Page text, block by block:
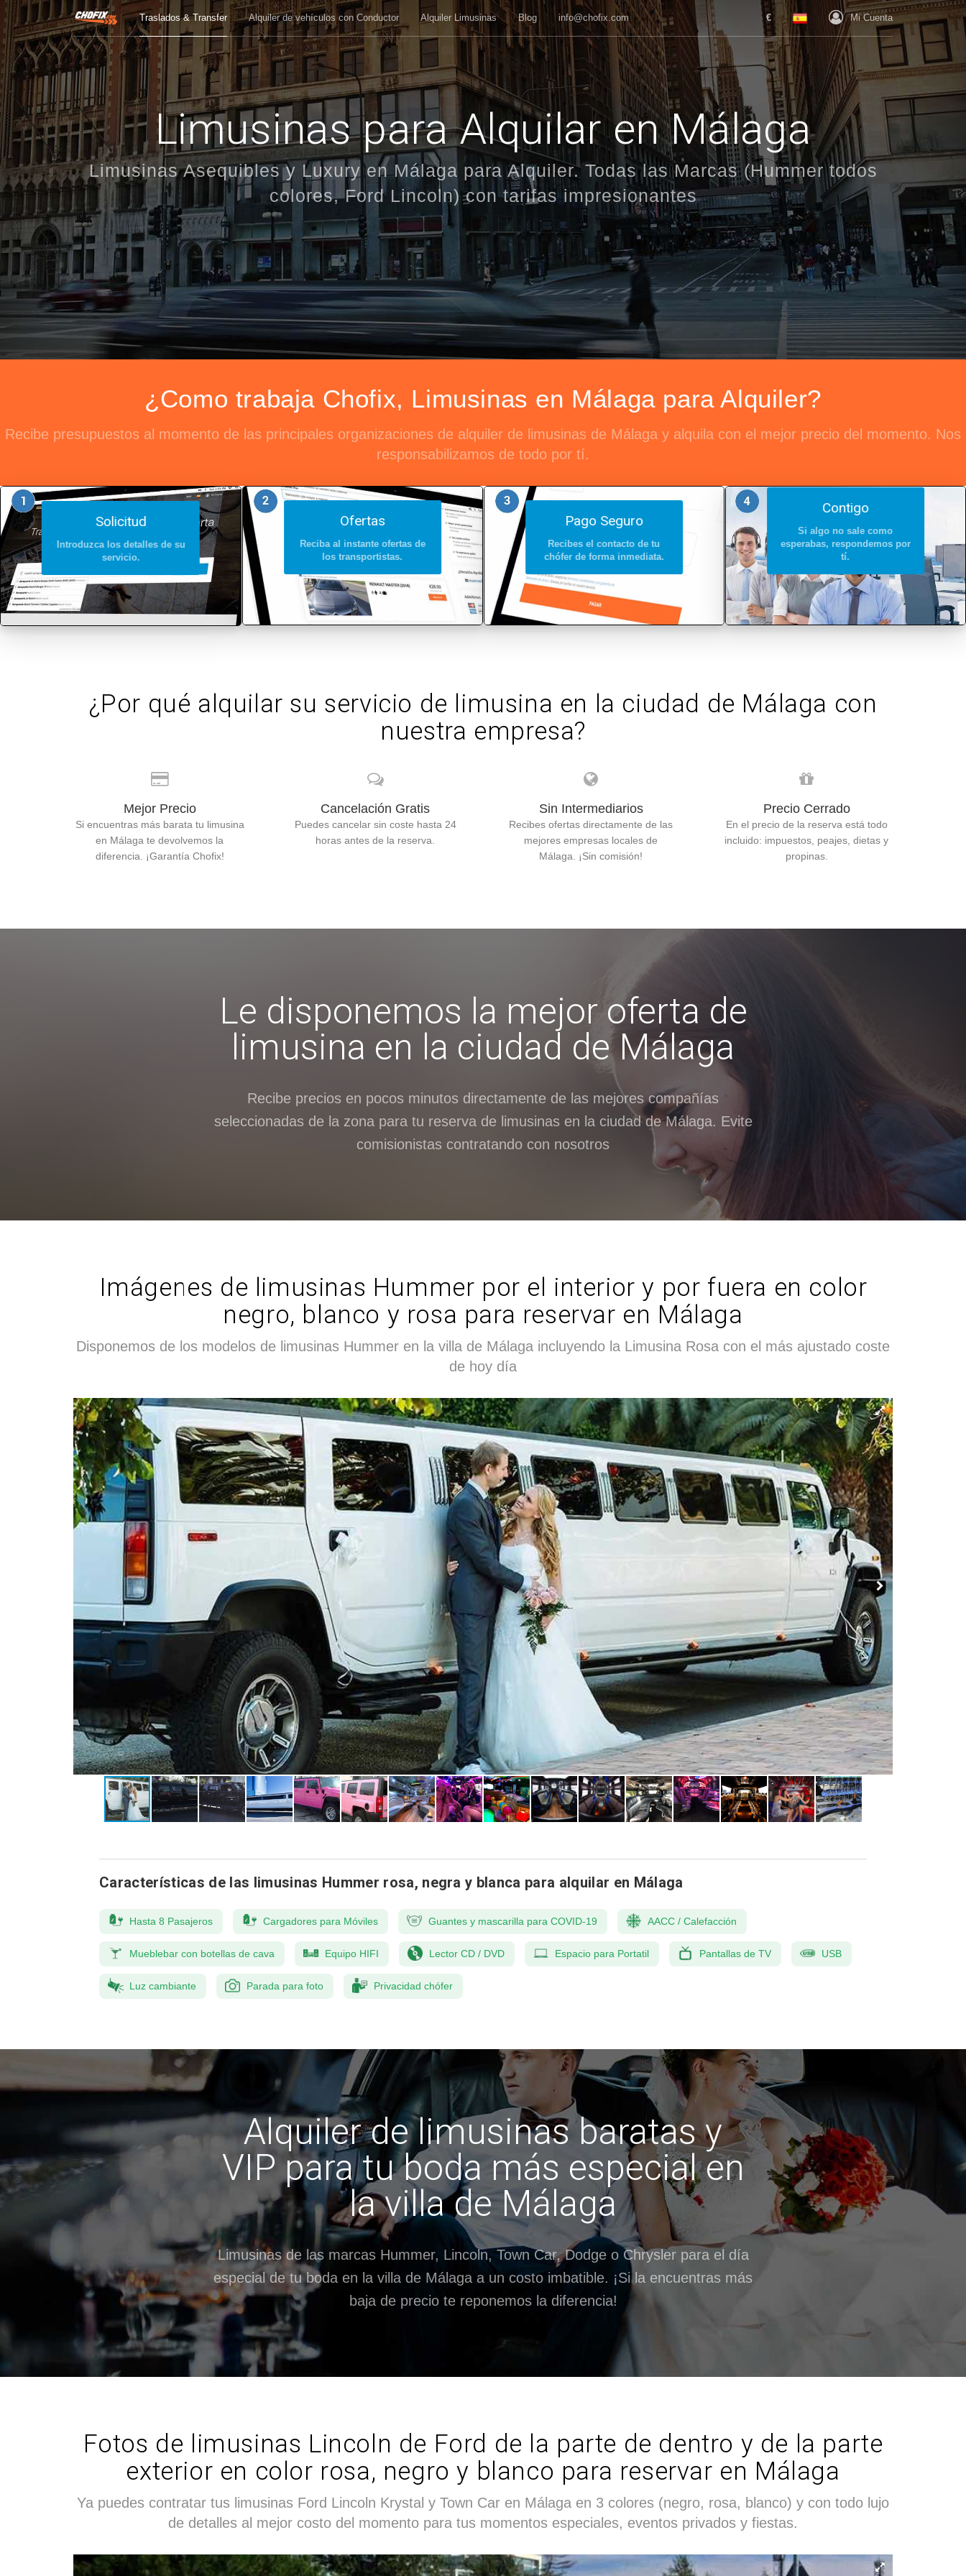
Traslados & Transfer Alquiler de vehículos con Conductor Alquiler Limusinas Blog info@chofix.com € Mi Cuenta
Limusinas para Alquilar en Málaga
Limusinas Asequibles y Luxury en Málaga para Alquiler. Todas las Marcas (Hummer todos
colores, Ford Lincoln) con tarifas impresionantes
¿Como trabaja Chofix, Limusinas en Málaga para Alquiler?
Recibe presupuestos al momento de las principales organizaciones de alquiler de limusinas de Málaga y alquila con el mejor precio del momento. Nos
responsabilizamos de todo por tí.
Solicitud
Introduzca los detalles de su
servicio.
Ofertas
Reciba al instante ofertas de
los transportistas.
Pago Seguro
Recibes el contacto de tu
chófer de forma inmediata.
Contigo
Si algo no sale como
esperabas, respondemos por
tí.
¿Por qué alquilar su servicio de limusina en la ciudad de Málaga con
nuestra empresa?
Mejor Precio
Si encuentras más barata tu limusina
en Málaga te devolvemos la
diferencia. ¡Garantía Chofix!
Cancelación Gratis
Puedes cancelar sin coste hasta 24
horas antes de la reserva.
Sin Intermediarios
Recibes ofertas directamente de las
mejores empresas locales de
Málaga. ¡Sin comisión!
Precio Cerrado
En el precio de la reserva está todo
incluido: impuestos, peajes, dietas y
propinas.
Le disponemos la mejor oferta de
limusina en la ciudad de Málaga
Recibe precios en pocos minutos directamente de las mejores compañías
seleccionadas de la zona para tu reserva de limusinas en la ciudad de Málaga. Evite
comisionistas contratando con nosotros
Imágenes de limusinas Hummer por el interior y por fuera en color
negro, blanco y rosa para reservar en Málaga
Disponemos de los modelos de limusinas Hummer en la villa de Málaga incluyendo la Limusina Rosa con el más ajustado coste
de hoy día
Características de las limusinas Hummer rosa, negra y blanca para alquilar en Málaga
Hasta 8 Pasajeros Cargadores para Móviles Guantes y mascarilla para COVID-19 AACC / Calefacción
Mueblebar con botellas de cava Equipo HIFI Lector CD / DVD Espacio para Portatil Pantallas de TV USB
Luz cambiante Parada para foto Privacidad chófer
Alquiler de limusinas baratas y
VIP para tu boda más especial en
la villa de Málaga
Limusinas de las marcas Hummer, Lincoln, Town Car, Dodge o Chrysler para el día
especial de tu boda en la villa de Málaga a un costo imbatible. ¡Si la encuentras más
baja de precio te reponemos la diferencia!
Fotos de limusinas Lincoln de Ford de la parte de dentro y de la parte
exterior en color rosa, negro y blanco para reservar en Málaga
Ya puedes contratar tus limusinas Ford Lincoln Krystal y Town Car en Málaga en 3 colores (negro, rosa, blanco) y con todo lujo
de detalles al mejor costo del momento para tus momentos especiales, eventos privados y fiestas.